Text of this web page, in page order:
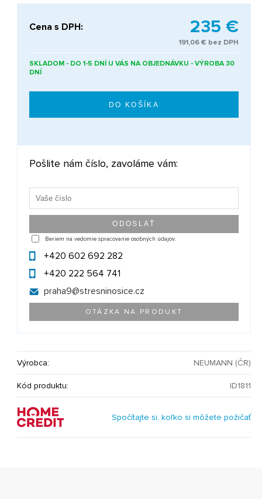
Cena s DPH: 235 €
191,06 € bez DPH
SKLADOM - DO 1-5 DNÍ U VÁS NA OBJEDNÁVKU - VÝROBA 30
DNÍ
Pošlite nám číslo, zavoláme vám:
Beriem na vedomie spracovanie osobných údajov.
+420 602 692 282
+420 222 564 741
praha9@stresninosice.cz
OTÁZKA NA PRODUKT
Výrobca: NEUMANN (ČR)
Kód produktu: ID1811
Spočítajte si, koľko si môžete požičať